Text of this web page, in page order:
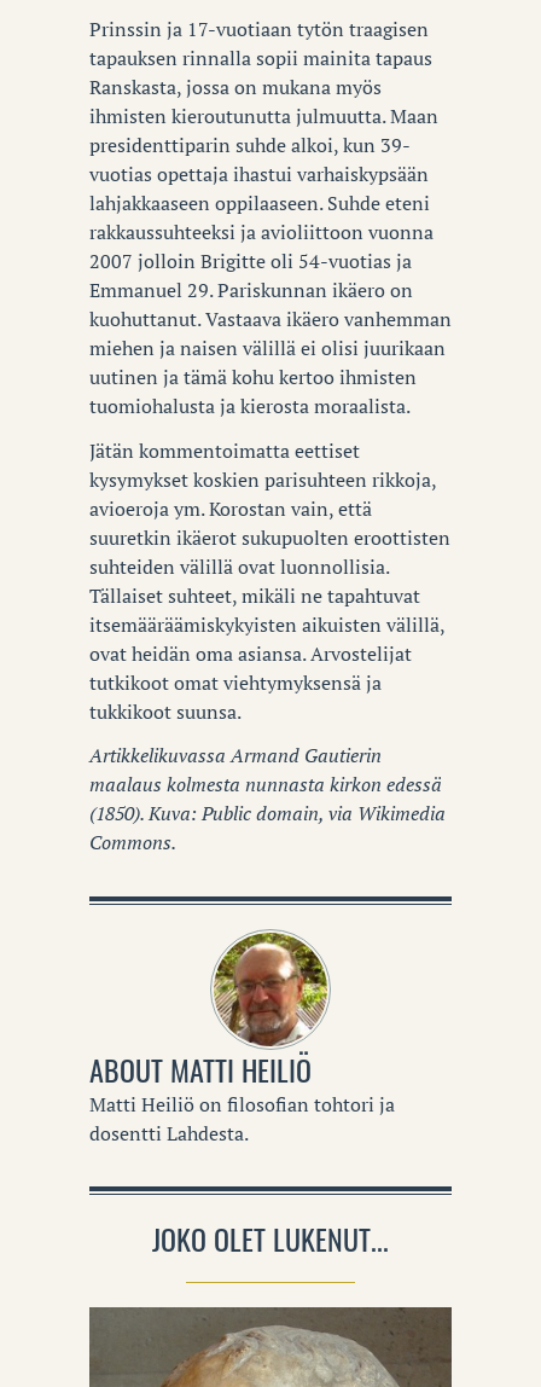
Prinssin ja 17-vuotiaan tytön traagisen
tapauksen rinnalla sopii mainita tapaus
Ranskasta, jossa on mukana myös
ihmisten kieroutunutta julmuutta. Maan
presidenttiparin suhde alkoi, kun 39-
vuotias opettaja ihastui varhaiskypsään
lahjakkaaseen oppilaaseen. Suhde eteni
rakkaussuhteeksi ja avioliittoon vuonna
2007 jolloin Brigitte oli 54-vuotias ja
Emmanuel 29. Pariskunnan ikäero on
kuohuttanut. Vastaava ikäero vanhemman
miehen ja naisen välillä ei olisi juurikaan
uutinen ja tämä kohu kertoo ihmisten
tuomiohalusta ja kierosta moraalista.
Jätän kommentoimatta eettiset
kysymykset koskien parisuhteen rikkoja,
avioeroja ym. Korostan vain, että
suuretkin ikäerot sukupuolten eroottisten
suhteiden välillä ovat luonnollisia.
Tällaiset suhteet, mikäli ne tapahtuvat
itsemääräämiskykyisten aikuisten välillä,
ovat heidän oma asiansa. Arvostelijat
tutkikoot omat viehtymyksensä ja
tukkikoot suunsa.
Artikkelikuvassa Armand Gautierin
maalaus kolmesta nunnasta kirkon edessä
(1850). Kuva: Public domain, via Wikimedia
Commons.
ABOUTMATTI HEILIÖ
Matti Heiliö on filosofian tohtori ja
dosentti Lahdesta.
JOKO OLET LUKENUT...